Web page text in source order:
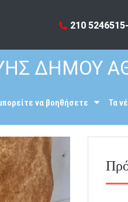
210
ΔΗΜΟΥ
να βοηθήσετε Τα